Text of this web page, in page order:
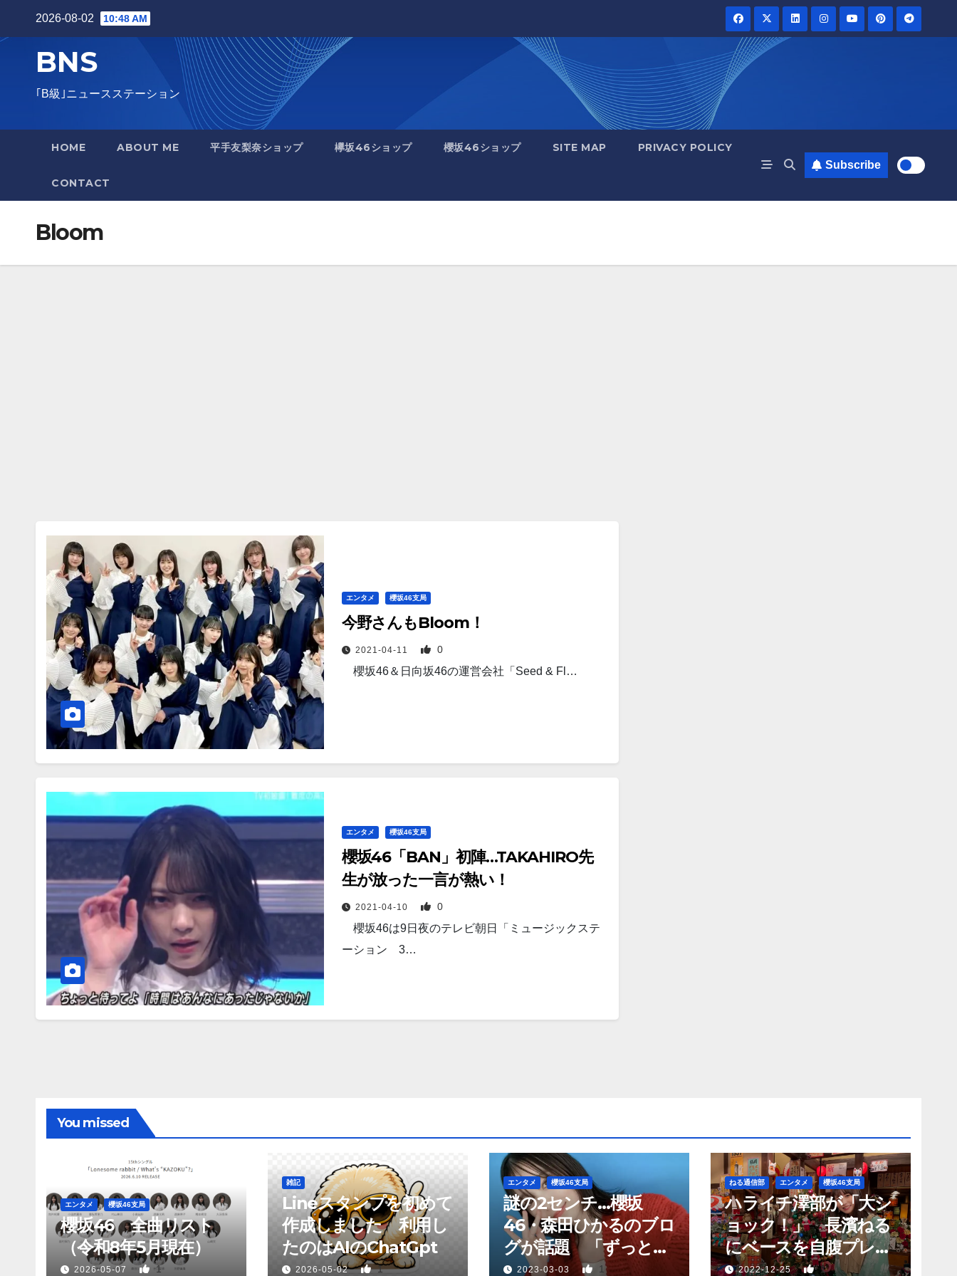
2026-08-02 10:48 AM
BNS
｢B級｣ニュースステーション
HOME ABOUT ME 平手友梨奈ショップ 欅坂46ショップ 櫻坂46ショップ SITE MAP PRIVACY POLICY
CONTACT
Subscribe
Bloom
エンタメ 櫻坂46支局
今野さんもBloom！
2021-04-11 0
櫻坂46＆日向坂46の運営会社「Seed & Fl…
エンタメ 櫻坂46支局
櫻坂46「BAN」初陣…TAKAHIRO先
生が放った一言が熱い！
2021-04-10 0
櫻坂46は9日夜のテレビ朝日「ミュージックステ
ーション 3…
You missed
エンタメ 櫻坂46支局
櫻坂46 全曲リスト
（令和8年5月現在）
2026-05-07 1
雑記
Lineスタンプを初めて
作成しました 利用し
たのはAIのChatGpt
2026-05-02 1
エンタメ 櫻坂46支局
謎の2センチ…櫻坂
46・森田ひかるのブロ
グが話題 「ずっと願
っていた、あれか？」
2023-03-03 1
ねる通信部 エンタメ 櫻坂46支局
ハライチ澤部が「大シ
ョック！」 長濱ねる
にベースを自腹プレゼ
ントするも…
2022-12-25 1